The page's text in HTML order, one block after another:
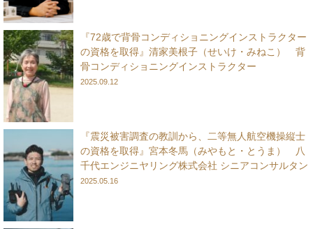
『72歳で背骨コンディショニングインストラクター
の資格を取得』清家美根子（せいけ・みねこ） 背
骨コンディショニングインストラクター
2025.09.12
『震災被害調査の教訓から、二等無人航空機操縦士
の資格を取得』宮本冬馬（みやもと・とうま） 八
千代エンジニヤリング株式会社 シニアコンサルタン
ト
2025.05.16